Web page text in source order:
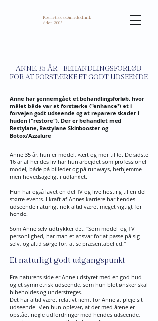
Kosmetisk skønhedsklinik
siden 2005
ANNE, 35 ÅR – BEHANDLINGSFORLØB
FOR AT FORSTÆRKE ET GODT UDSEENDE
Anne har gennemgået et behandlingsforløb, hvor
målet både var at forstærke ("enhance") et i
forvejen godt udseende og at reparere skader i
huden ("restore"). Der er behandlet med
Restylane, Restylane Skinbooster og
Botox/Azzalure
Anne 35 år, hun er model, vært og mor til to. De sidste
16 år af hendes liv har hun arbejdet som professionel
model, både på billeder og på runways, herhjemme
men hovedsageligt i udlandet.
Hun har også lavet en del TV og live hosting til en del
større events. I kraft af Annes karriere har hendes
udseende naturligt nok altid været meget vigtigt for
hende.
Som Anne selv udtrykker det: "Som model, og TV
personlighed, har man et ansvar for at passe på sig
selv, og altid sørge for, at se præsentabel ud."
Et naturligt godt udgangspunkt
Fra naturens side er Anne udstyret med en god hud
og et symmetrisk udseende, som hun blot ønsker skal
bibeholdes og understreges.
Det har altid været relativt nemt for Anne at pleje sit
udseende. Men hun oplever, at der med årene er
opstået nogle udfordringer med hendes udseende,